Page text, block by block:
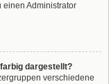
einen Administrator
dargestellt?
verschiedene